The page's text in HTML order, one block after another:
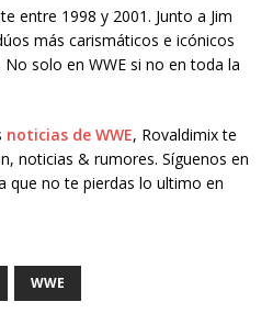
entre 1998 y 2001. Junto a Jim
más carismáticos e icónicos
solo en WWE si no en toda la
noticias de WWE, Rovaldimix te
noticias & rumores. Síguenos en
que no te pierdas lo ultimo en
WWE